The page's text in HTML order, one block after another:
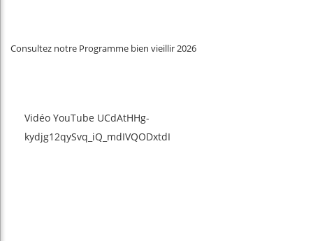
Consultez notre Programme bien vieillir 2026
Vidéo YouTube UCdAtHHg-
kydjg12qySvq_iQ_mdIVQODxtdI